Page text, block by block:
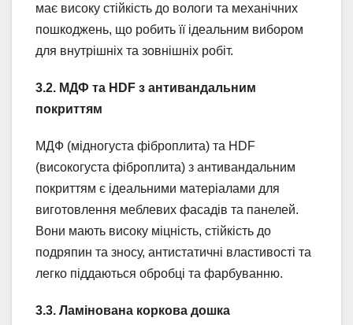
має високу стійкість до вологи та механічних
пошкоджень, що робить її ідеальним вибором
для внутрішніх та зовнішніх робіт.
3.2. МДФ та HDF з антивандальним
покриттям
МДФ (мідногуста фіброплита) та HDF
(високогуста фіброплита) з антивандальним
покриттям є ідеальними матеріалами для
виготовлення меблевих фасадів та панелей.
Вони мають високу міцність, стійкість до
подряпин та зносу, антистатичні властивості та
легко піддаються обробці та фарбуванню.
3.3. Ламінована коркова дошка